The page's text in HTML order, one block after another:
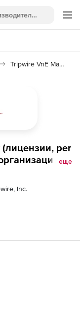
Tripwire VnE Manager
(лицензии, per
еще
Inc.